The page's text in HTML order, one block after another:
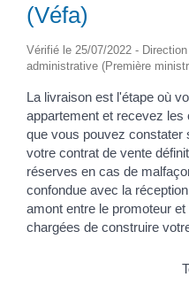
(Véfa)
Vérifié le 25/07/2022 -
administrative (Première
La livraison est l'étape où
appartement et recevez
que vous pouvez constater
votre contrat de vente
réserves en cas de
confondue avec la
amont entre le promoteur
chargées de construire